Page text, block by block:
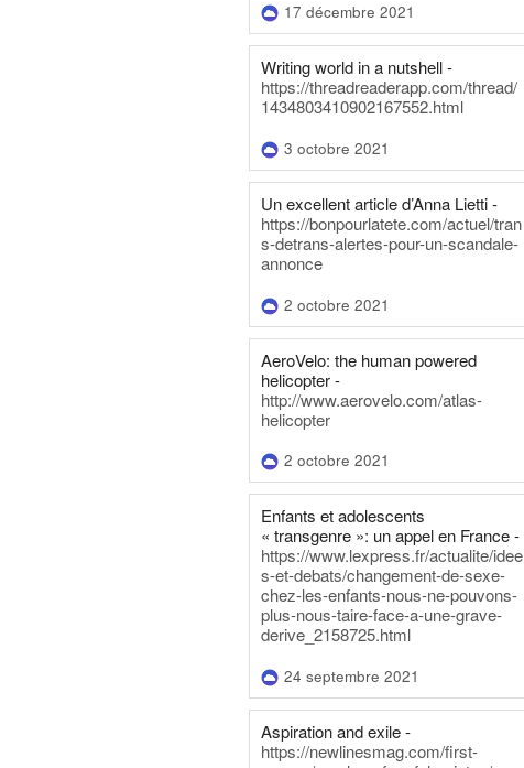
17 décembre 2021
Writing world in a nutshell -
https://threadreaderapp.com/thread/
1434803410902167552.html
3 octobre 2021
Un excellent article d’Anna Lietti -
https://bonpourlatete.com/actuel/tran
s-detrans-alertes-pour-un-scandale-
annonce
2 octobre 2021
AeroVelo: the human powered
helicopter -
http://www.aerovelo.com/atlas-
helicopter
2 octobre 2021
Enfants et adolescents
« transgenre »: un appel en France -
https://www.lexpress.fr/actualite/idee
s-et-debats/changement-de-sexe-
chez-les-enfants-nous-ne-pouvons-
plus-nous-taire-face-a-une-grave-
derive_2158725.html
24 septembre 2021
Aspiration and exile -
https://newlinesmag.com/first-